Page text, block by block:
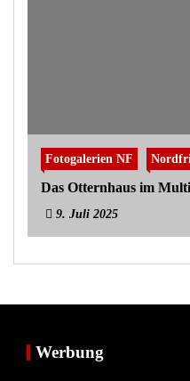
Fotogalerien NF
Das Otternhaus im
9. Juli 2025
Werbung